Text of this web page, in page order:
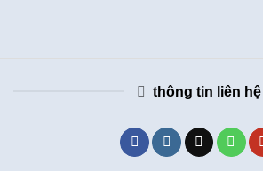
thông tin liên hệ